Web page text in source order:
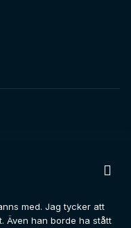
med. Jag tycker att
Även han borde ha stått